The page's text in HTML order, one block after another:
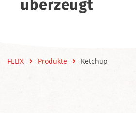
überzeugt
FELIX Produkte Ketchup